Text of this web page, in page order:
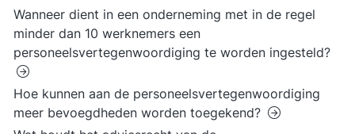
Wanneer dient in een onderneming met in de regel
minder dan 10 werknemers een
personeelsvertegenwoordiging te worden ingesteld?
Hoe kunnen aan de personeelsvertegenwoordiging
meer bevoegdheden worden toegekend?